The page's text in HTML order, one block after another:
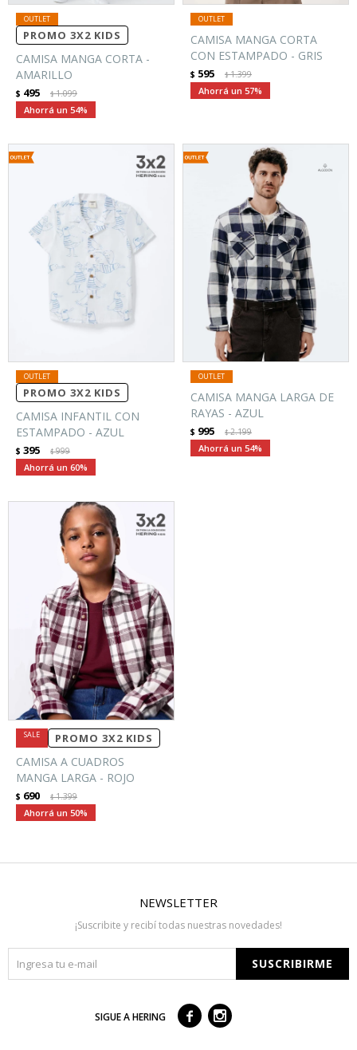
PROMO 3X2 KIDS
CAMISA MANGA CORTA -
AMARILLO
$ 495 $1.099
54
CAMISA MANGA CORTA
CON ESTAMPADO - GRIS
$ 595 $1.399
57
PROMO 3X2 KIDS
CAMISA INFANTIL CON
ESTAMPADO - AZUL
$ 395 $999
60
CAMISA MANGA LARGA DE
RAYAS - AZUL
$ 995 $2.199
54
PROMO 3X2 KIDS
CAMISA A CUADROS
MANGA LARGA - ROJO
$ 690 $1.399
50
NEWSLETTER
¡Suscribite y recibí todas nuestras novedades!
SUSCRIBIRME
SIGUE A HERING  